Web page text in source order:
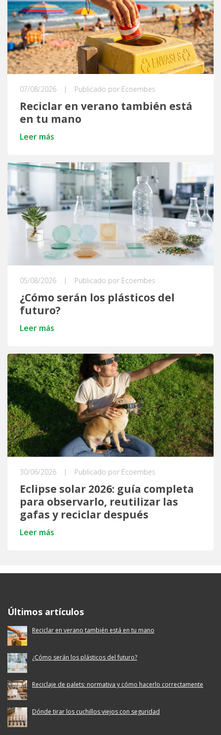
07/08/2026 | Publicado por Ecoembes
Reciclar en verano también está
en tu mano
Leer más
05/08/2026 | Publicado por Ecoembes
¿Cómo serán los plásticos del
futuro?
Leer más
30/06/2026 | Publicado por Ecoembes
Eclipse solar 2026: guía completa
para observarlo, reutilizar las
gafas y reciclar después
Leer más
Últimos artículos
Reciclar en verano también está en tu mano
¿Cómo serán los plásticos del futuro?
Reciclaje de palets: normativa y cómo hacerlo correctamente
Dónde tirar los cuchillos viejos con seguridad